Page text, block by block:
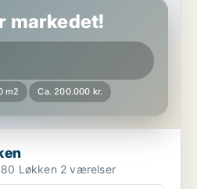
markedet!
m2 Ca. 200.000 kr.
Andelsbolig til salg i 9480 Løkken 2 værelser